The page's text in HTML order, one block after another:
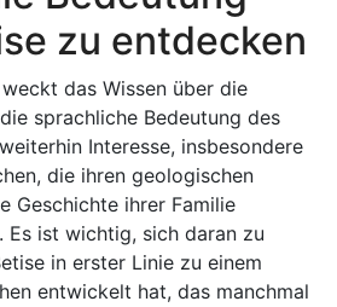
zu entdecken
das Wissen über die
sprachliche Bedeutung des
Interesse, insbesondere
die ihren geologischen
Geschichte ihrer Familie
Es ist wichtig, sich daran zu
in erster Linie zu einem
entwickelt hat, das manchmal